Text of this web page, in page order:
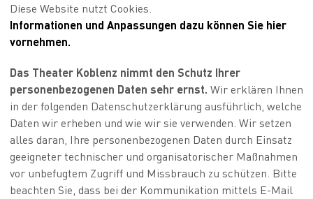
Diese Website nutzt Cookies.
Informationen und Anpassungen dazu können Sie hier
vornehmen.
Das Theater Koblenz nimmt den Schutz Ihrer
personenbezogenen Daten sehr ernst. Wir erklären Ihnen
in der folgenden Datenschutzerklärung ausführlich, welche
Daten wir erheben und wie wir sie verwenden. Wir setzen
alles daran, Ihre personenbezogenen Daten durch Einsatz
geeigneter technischer und organisatorischer Maßnahmen
vor unbefugtem Zugriff und Missbrauch zu schützen. Bitte
beachten Sie, dass bei der Kommunikation mittels E-Mail